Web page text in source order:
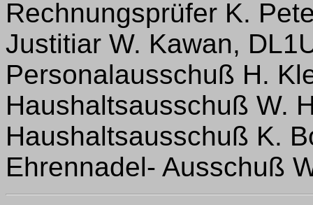
Rechnungsprüfer K.
Justitiar W. Kawan,
Personalausschuß H.
Haushaltsausschuß W.
Haushaltsausschuß K.
Ehrennadel- Ausschuß